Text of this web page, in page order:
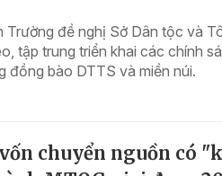
đề nghị Sở Dân tộc và
tập trung triển khai các chính
đồng bào DTTS và miền núi.
chuyển nguồn có